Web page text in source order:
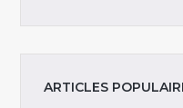
ARTICLES